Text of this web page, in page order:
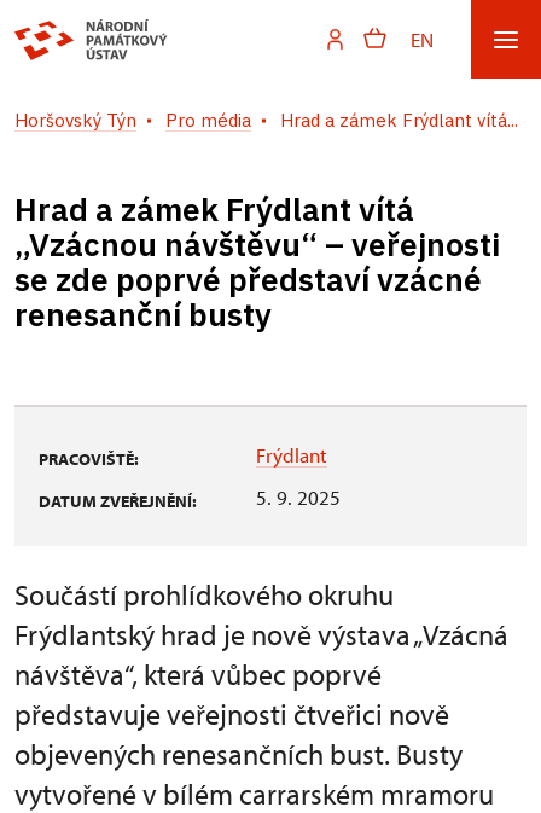
EN
Horšovský Týn Pro média Hrad a zámek Frýdlant vítá...
Hrad a zámek Frýdlant vítá
„Vzácnou návštěvu“ – veřejnosti
se zde poprvé představí vzácné
renesanční busty
PRACOVIŠTĚ: Frýdlant
DATUM ZVEŘEJNĚNÍ: 5. 9. 2025
Součástí prohlídkového okruhu
Frýdlantský hrad je nově výstava „Vzácná
návštěva“, která vůbec poprvé
představuje veřejnosti čtveřici nově
objevených renesančních bust. Busty
vytvořené v bílém carrarském mramoru